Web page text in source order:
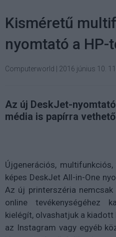
Kisméretű
nyomtató a HP-
Computerworld 2016 június 10.
Az új DeskJet-
média is papírra
Újgenerációs,
képes DeskJet All-in-One
Az új printerszéria
online tevékenységéhez
kielégít, olvashatjuk a kiadott
az Instagram vagy egyéb